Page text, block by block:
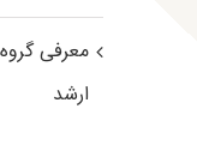
معرفی
ارشد